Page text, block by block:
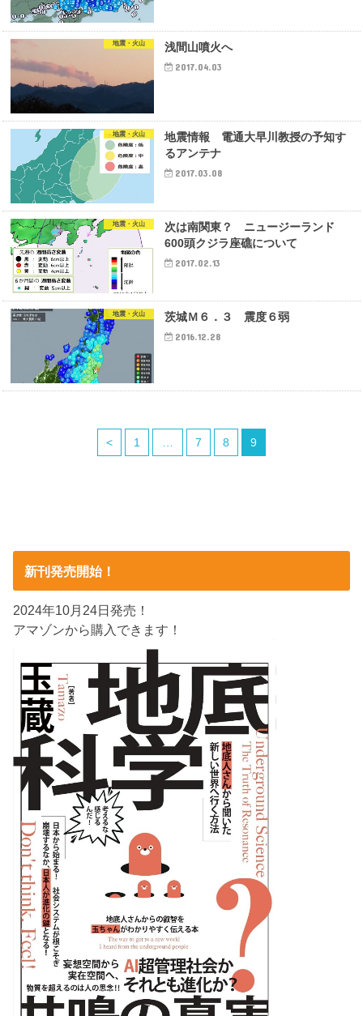
地震・火山 浅間山噴火へ
2017.04.03
地震・火山
地震情報 電通大早川教授の予知す
るアンテナ
2017.03.08
地震・火山
次は南関東？ ニュージーランド
600頭クジラ座礁について
2017.02.13
地震・火山 茨城Ｍ６．３ 震度６弱
2016.12.28
< 1 7 8 9
新刊発売開始！
2024年10月24日発売！
アマゾンから購入できます！